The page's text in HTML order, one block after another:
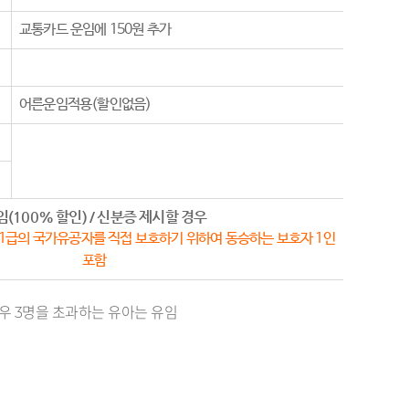
교통카드 운임에 150원 추가
어른운임적용(할인없음)
(100% 할인) / 신분증 제시할 경우
의 국가유공자를 직접 보호하기 위하여 동승하는 보호자 1인
포함
3명을 초과하는 유아는 유임